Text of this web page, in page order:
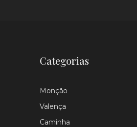
Categorias
Monção
Valença
Caminha